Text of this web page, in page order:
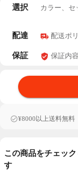
選択 カラー、セ
配達 配送ポ
保証 保証内
¥8000以上送料無料
この商品をチェッ
す